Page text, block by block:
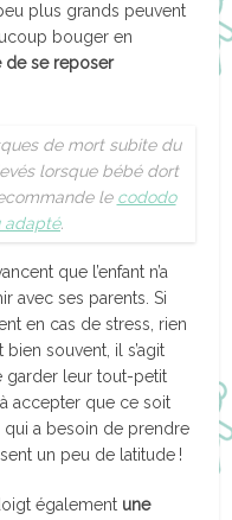
plus grands peuvent
bouger en
de se reposer
de mort subite du
lorsque bébé dort
le cododo
adapté.
que l’enfant n’a
avec ses parents. Si
en cas de stress, rien
souvent, il s’agit
garder leur tout-petit
accepter que ce soit
qui a besoin de prendre
un peu de latitude !
également une